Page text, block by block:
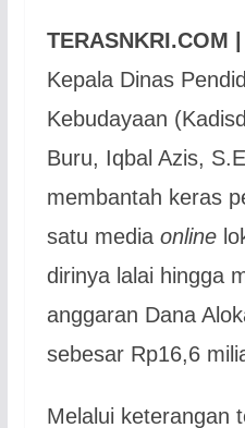
TERASNKRI.COM
Kepala Dinas
Kebudayaan
Buru, Iqbal Azis,
membantah keras
satu media online
dirinya lalai hingga
anggaran Dana
sebesar Rp16,6
Melalui keterangan